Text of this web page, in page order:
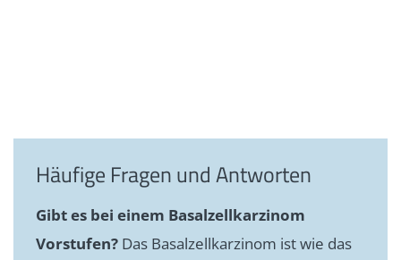
Häufige Fragen und Antworten
Gibt es bei einem Basalzellkarzinom
Vorstufen? Das Basalzellkarzinom ist wie das